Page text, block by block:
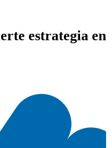
estrategia en